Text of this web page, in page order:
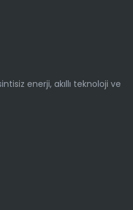
enerji, akıllı teknoloji ve